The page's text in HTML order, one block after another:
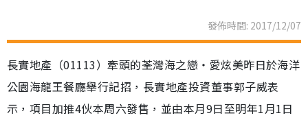
發佈時間: 2017/12/07
長實地產（01113）牽頭的荃灣海之戀‧愛炫美昨日於海洋
公園海龍王餐廳舉行記招，長實地產投資董事郭子威表
示，項目加推4伙本周六發售，並由本月9日至明年1月1日